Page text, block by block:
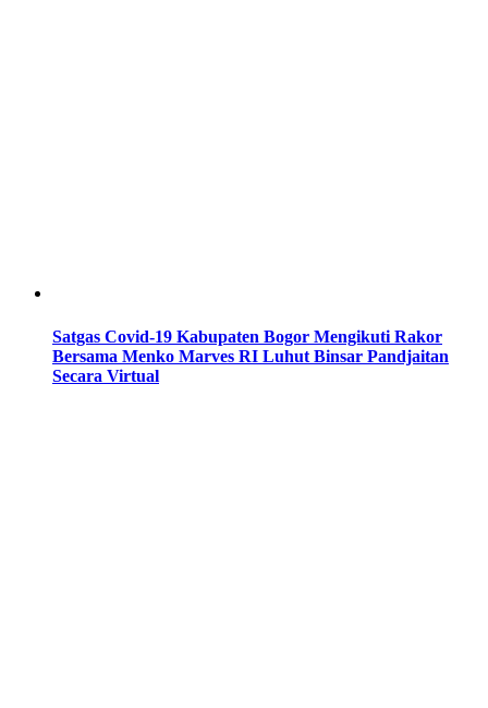
Satgas Covid-19 Kabupaten Bogor Mengikuti Rakor
Bersama Menko Marves RI Luhut Binsar Pandjaitan
Secara Virtual